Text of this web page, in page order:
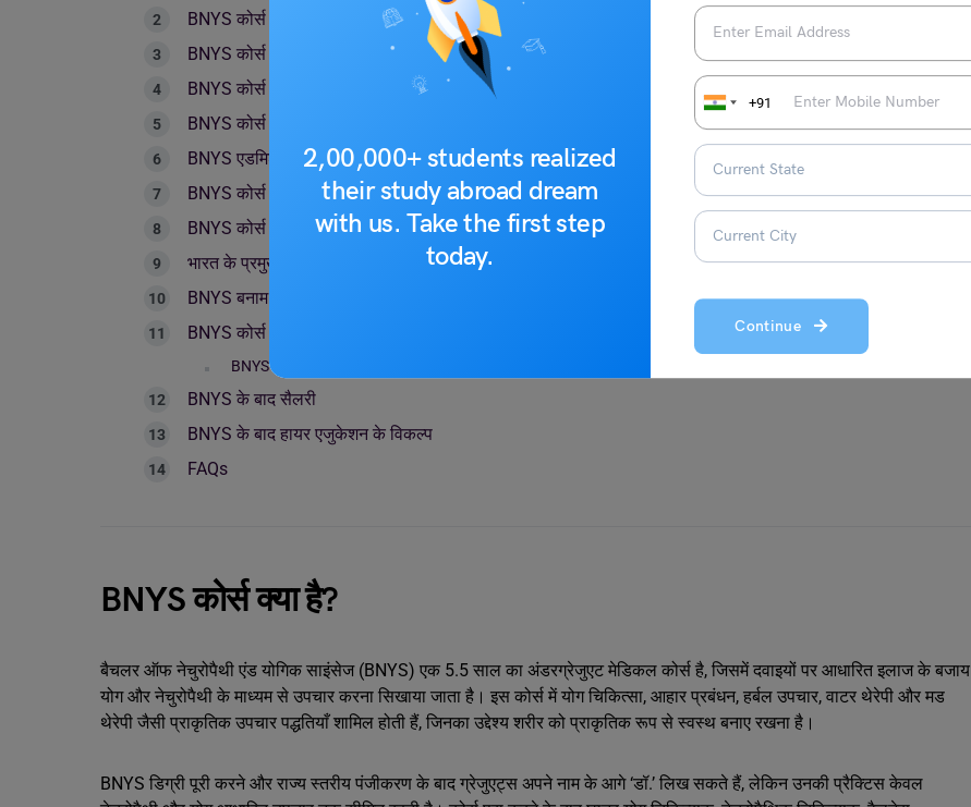
2,00,000+ students realized
their study abroad dream
with us. Take the first step
today.
+91
Continue
BNYS कोर्स क्यों करें?
BNYS कोर्स की अवधि और स्ट्रक्चर
BNYS कोर्स के लिए आवश्यक योग्यता
BNYS कोर्स के लिए प्रवेश परीक्षाएं
BNYS एडमिशन प्रोसेस (स्टेप-बाय-स्टेप)
BNYS कोर्स का सिलेबस
BNYS कोर्स में इंटर्नशिप और क्लिनिकल ट्रेनिंग
भारत के प्रमुख BNYS कोर्स की फीस
BNYS बनाम BAMS क्या अंतर है?
BNYS कोर्स के बाद करियर ऑप्शन्स
BNYS के बाद सरकारी नौकरी के अवसर
BNYS के बाद सैलरी
BNYS के बाद हायर एजुकेशन के विकल्प
FAQs
BNYS कोर्स क्या है?
बैचलर ऑफ नेचुरोपैथी एंड योगिक साइंसेज (BNYS) एक 5.5 साल का अंडरग्रेजुएट मेडिकल कोर्स है, जिसमें दवाइयों पर आधारित इलाज के बजाय
योग और नेचुरोपैथी के माध्यम से उपचार करना सिखाया जाता है। इस कोर्स में योग चिकित्सा, आहार प्रबंधन, हर्बल उपचार, वाटर थेरेपी और मड
थेरेपी जैसी प्राकृतिक उपचार पद्धतियाँ शामिल होती हैं, जिनका उद्देश्य शरीर को प्राकृतिक रूप से स्वस्थ बनाए रखना है।
BNYS डिग्री पूरी करने और राज्य स्तरीय पंजीकरण के बाद ग्रेजुएट्स अपने नाम के आगे ‘डॉ.’ लिख सकते हैं, लेकिन उनकी प्रैक्टिस केवल